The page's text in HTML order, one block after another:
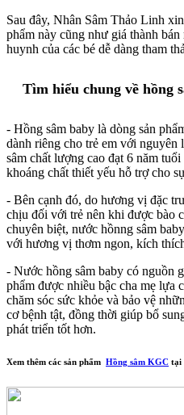
Sau đây, Nhân Sâm Thảo Linh
phẩm này cũng như giá thành
huynh của các bé dễ dàng tham
Tìm hiểu chung về hồng
- Hồng sâm baby là dòng sản
dành riêng cho trẻ em với
sâm chất lượng cao đạt 6 năm
khoáng chất thiết yếu hỗ trợ cho
- Bên cạnh đó, do hương vị đặc
chịu đối với trẻ nên khi được bào
chuyên biệt, nước hồnng sâm
với hương vị thơm ngon, kích
- Nước hồng sâm baby có nguồn
phẩm được nhiều bậc cha mẹ lựa
chăm sóc sức khỏe và bảo vệ
cơ bệnh tật, đồng thời giúp bổ
phát triển tốt hơn.
Xem thêm các sản phẩm Hồng sâm KGC tại